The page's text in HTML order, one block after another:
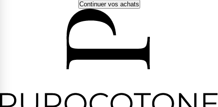
Continuer vos achats